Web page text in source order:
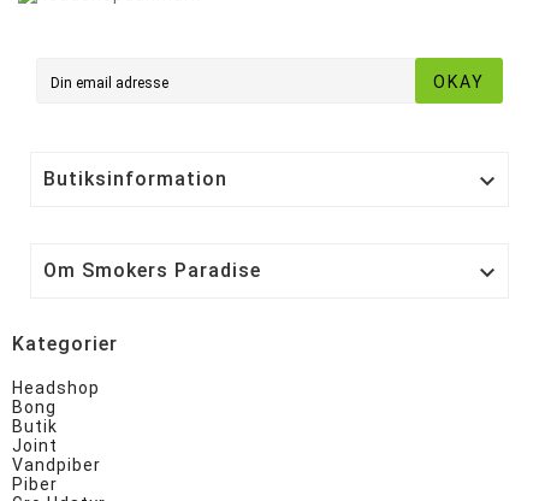
OKAY
Butiksinformation 
Om Smokers Paradise 
Kategorier
Headshop
Bong
Butik
Joint
Vandpiber
Piber